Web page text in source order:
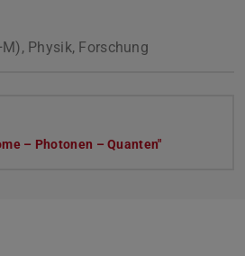
Physik, Forschung
– Photonen – Quanten"